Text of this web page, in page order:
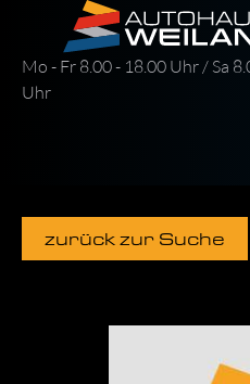
Mo - Fr 8.00 - 18.00 Uhr / Sa
Uhr
zurück zur Suche